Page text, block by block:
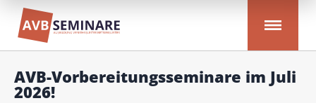
AVB-Vorbereitungsseminare im Juli
2026!